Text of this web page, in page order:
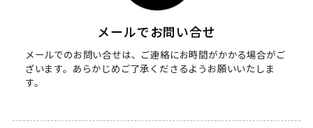
メールでお問い合せ
メールでのお問い合せは、ご連絡にお時間がかかる場合がご
ざいます。 あらかじめご了承くださるようお願いいたしま
す。